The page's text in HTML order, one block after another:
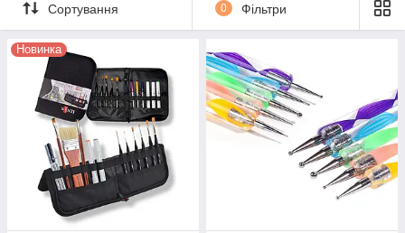
Сортування 0 Фільтри
Новинка